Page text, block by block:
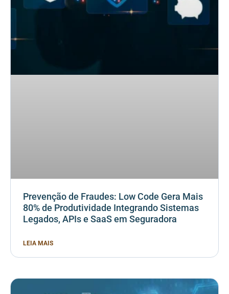
Prevenção de Fraudes: Low Code Gera Mais
80% de Produtividade Integrando Sistemas
Legados, APIs e SaaS em Seguradora
LEIA MAIS